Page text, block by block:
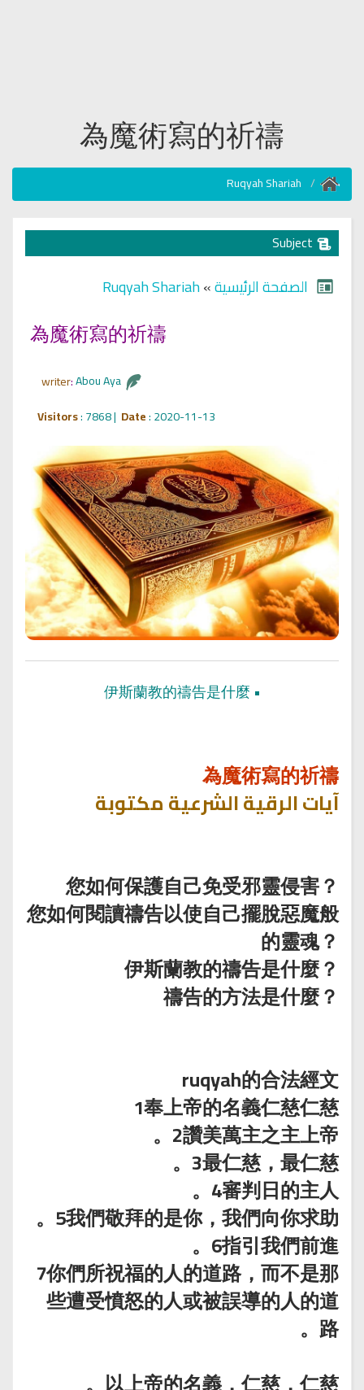
為魔術寫的祈禱
الصفحة الرئيسية»
Ruqyah Shariah
為魔術寫的祈禱
writer:Abou Aya
Visitors: 7868 | Date: 2020-11-13
•
伊斯蘭教的禱告是什麼
為魔術寫的祈禱
آيات الرقية الشرعية مكتوبة
您如何保護自己免受邪靈侵害？
您如何閱讀禱告以使自己擺脫惡魔般
的靈魂？
伊斯蘭教的禱告是什麼？
禱告的方法是什麼？
ruqyah的合法經文
1奉上帝的名義仁慈仁慈
2讚美萬主之主上帝。
3最仁慈，最仁慈。
4審判日的主人。
5我們敬拜的是你，我們向你求助。
6指引我們前進。
7你們所祝福的人的道路，而不是那
些遭受憤怒的人或被誤導的人的道
路。